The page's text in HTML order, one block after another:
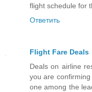
flight schedule for
Ответить
Flight Fare Deals
Deals on airline
you are confirming
one among the